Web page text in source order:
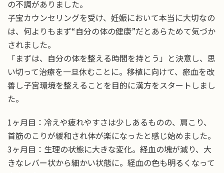
の不調がありました。
子宝カウンセリングを受け、妊娠において本当に大切なの
は、何よりもまず“自分の体の健康”だとあらためて気づか
されました。
「まずは、自分の体を整える時間を持とう」と決意し、思
い切って治療を一旦休むことに。移植に向けて、瘀血を改
善し子宮環境を整えることを目的に漢方をスタートしまし
た。
1ヶ月目：冷えや疲れやすさは少しあるものの、肩こり、
首筋のこりが緩和され体が楽になったと感じ始めました。
3ヶ月目：生理の状態に大きな変化。経血の塊が減り、大
きなレバー状から細かい状態に。経血の色も明るくなって